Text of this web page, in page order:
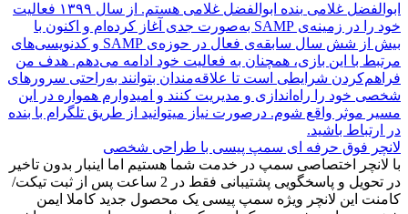
ابوالفضل غلامی
بنده ابوالفضل غلامی هستم. از سال ۱۳۹۹ فعالیت
خود را در زمینه‌ی SAMP به‌صورت جدی آغاز کرده‌ام و اکنون با
بیش از شش سال سابقه‌ی فعال در حوزه‌ی SAMP و کدنویسی‌های
مرتبط با این بازی، همچنان به فعالیت خود ادامه می‌دهم. هدف من
فراهم‌کردن شرایطی است تا علاقه‌مندان بتوانند به‌راحتی سرورهای
شخصی خود را راه‌اندازی و مدیریت کنند و امیدوارم همواره در این
مسیر موثر واقع شوم. درصورت نیاز میتوانید از طریق تلگرام با بنده
در ارتباط باشید.
لانچر فوق حرفه ای سمپ پیسی با طراحی شخصی
با لانچر اختصاصی سمپ در خدمت شما هستیم اما اینبار بدون تاخیر
در تحویل و پاسخگویی پشتیبانی فقط در 2 ساعت پس از ثبت تیکت/
کامنت این لانچر ویژه سمپ پیسی یک محصول جدید کاملا ایمن